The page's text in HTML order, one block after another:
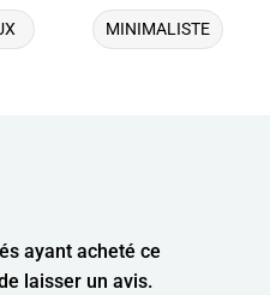
MINIMALISTE
ayant acheté ce
laisser un avis.